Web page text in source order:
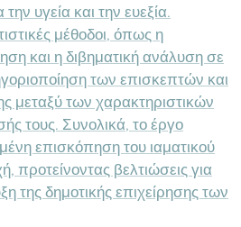
υγεία και την ευεξία.
μέθοδοι, όπως η
και η διβηματική ανάλυση σε
των επισκεπτών και
μεταξύ των χαρακτηριστικών
τους. Συνολικά, το έργο
επισκόπηση του ιαματικού
προτείνοντας βελτιώσεις για
της δημοτικής επιχείρησης των